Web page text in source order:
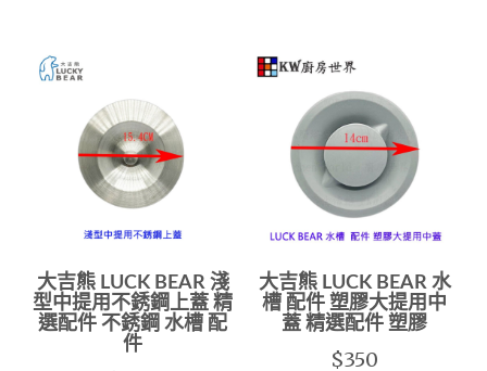
大吉熊 LUCK BEAR 淺
型中提用不銹鋼上蓋 精
選配件 不銹鋼 水槽 配
件
大吉熊 LUCK BEAR 水
槽 配件 塑膠大提用中
蓋 精選配件 塑膠
$350